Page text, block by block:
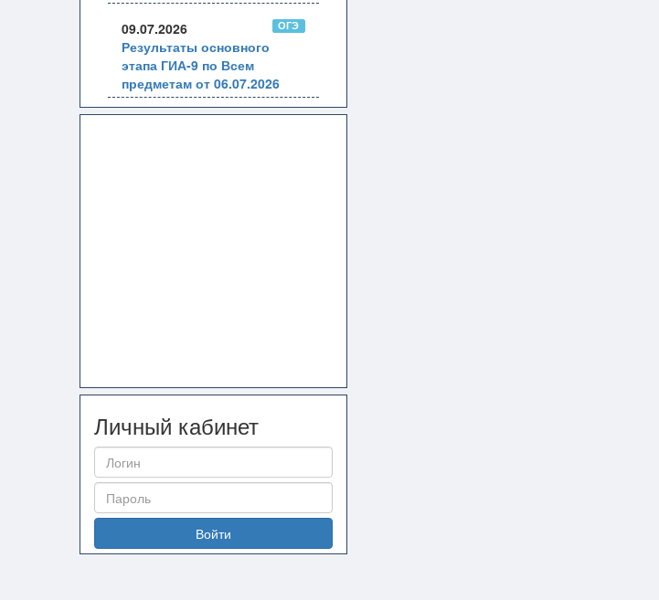
09.07.2026 ОГЭ
Результаты основного
этапа ГИА-9 по Всем
предметам от 06.07.2026
Личный кабинет
Войти